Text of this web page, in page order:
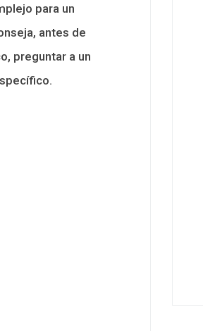
para un
antes de
preguntar a un